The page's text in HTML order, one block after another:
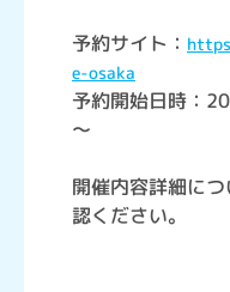
予約サイト：
e-osaka
予約開始日時：
～
開催内容詳細に
認ください。